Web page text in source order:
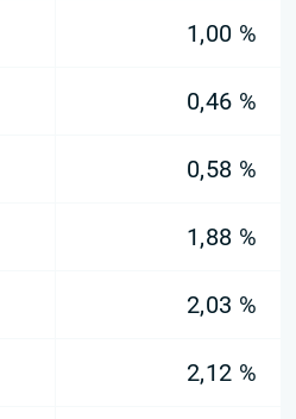
1,00 %
0,46 %
0,58 %
1,88 %
2,03 %
2,12 %